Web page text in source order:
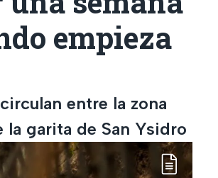
empieza
entre la zona
la garita de San Ysidro